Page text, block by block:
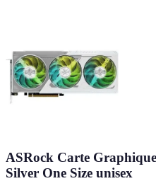
ASRock Carte
Silver One Size unisex